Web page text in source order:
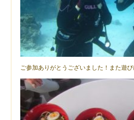
ご参加ありがとうございました！また遊び